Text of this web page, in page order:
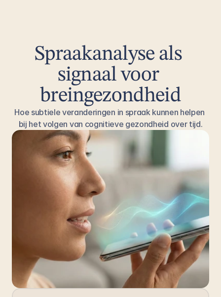
Spraakanalyse als
signaal voor
breingezondheid
Hoe subtiele veranderingen in spraak kunnen helpen
bij het volgen van cognitieve gezondheid over tijd.